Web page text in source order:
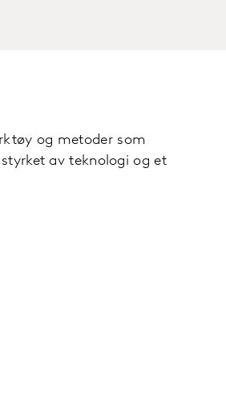
og metoder som
av teknologi og et